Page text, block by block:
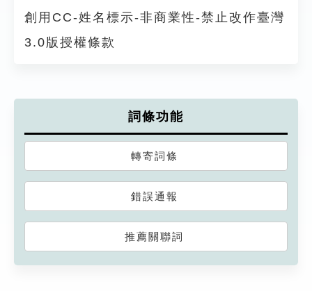
創用CC-姓名標示-非商業性-禁止改作臺灣
3.0版授權條款
詞條功能
轉寄詞條
錯誤通報
推薦關聯詞